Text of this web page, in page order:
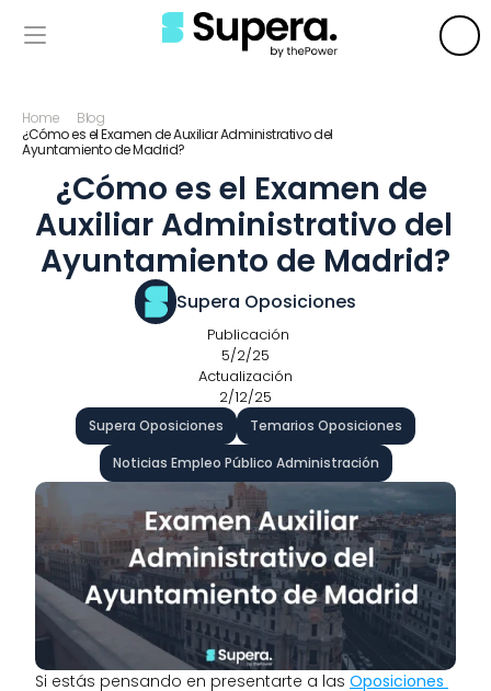
Home
Blog
¿Cómo es el Examen de Auxiliar Administrativo del
Ayuntamiento de Madrid?
¿Cómo es el Examen de
Auxiliar Administrativo del
Ayuntamiento de Madrid?
Supera Oposiciones
Publicación
5/2/25
Actualización
2/12/25
Supera Oposiciones
Temarios Oposiciones
Noticias Empleo Público Administración
Si estás pensando en presentarte a las Oposiciones